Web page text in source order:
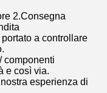
2.Consegna
a controllare
componenti
e così via.
esperienza di